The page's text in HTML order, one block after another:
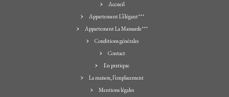
Accueil
Appartement L’élégant***
Appartement La Mansarde***
Conditions générales
Contact
En pratique
La maison, l’emplacement
Mentions légales